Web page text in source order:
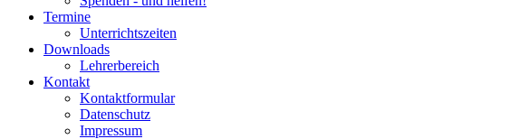
Termine
Unterrichtszeiten
Downloads
Lehrerbereich
Kontakt
Kontaktformular
Datenschutz
Impressum